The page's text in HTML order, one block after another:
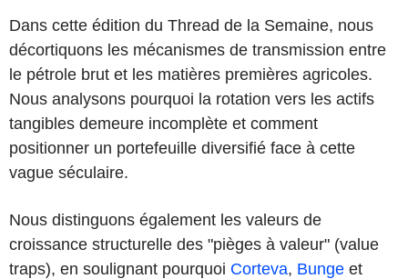
Dans cette édition du Thread de la Semaine, nous
décortiquons les mécanismes de transmission entre
le pétrole brut et les matières premières agricoles.
Nous analysons pourquoi la rotation vers les actifs
tangibles demeure incomplète et comment
positionner un portefeuille diversifié face à cette
vague séculaire.
Nous distinguons également les valeurs de
croissance structurelle des "pièges à valeur" (value
traps), en soulignant pourquoi Corteva, Bunge et